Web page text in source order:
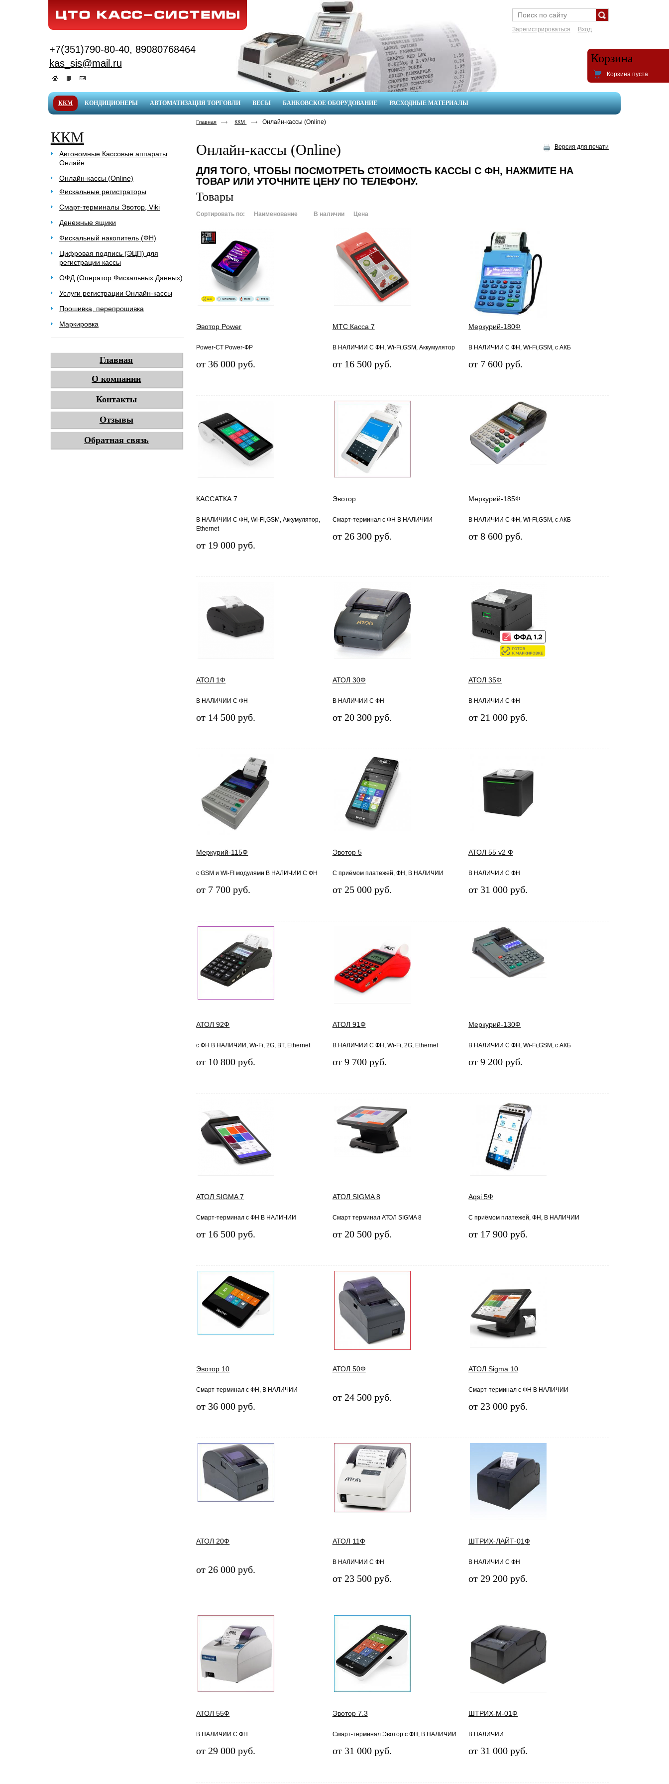
Зарегистрироваться Вход
+7(351)790-80-40, 89080768464
kas_sis@mail.ru
ККМ КОНДИЦИОНЕРЫ АВТОМАТИЗАЦИЯ ТОРГОВЛИ ВЕСЫ БАНКОВСКОЕ ОБОРУДОВАНИЕ РАСХОДНЫЕ МАТЕРИАЛЫ
ККМ
Автономные Кассовые аппараты
Онлайн
Онлайн-кассы (Online)
Фискальные регистраторы
Смарт-терминалы Эвотор, Viki
Денежные ящики
Фискальный накопитель (ФН)
Цифровая подпись (ЭЦП) для
регистрации кассы
ОФД (Оператор Фискальных Данных)
Услуги регистрации Онлайн-кассы
Прошивка, перепрошивка
Маркировка
Корзина
Корзина пуста
Главная
О компании
Контакты
Отзывы
Обратная связь
Главная ККМ Онлайн-кассы (Online)
Онлайн-кассы (Online) Версия для печати
ДЛЯ ТОГО, ЧТОБЫ ПОСМОТРЕТЬ СТОИМОСТЬ КАССЫ С ФН, НАЖМИТЕ НА
ТОВАР ИЛИ УТОЧНИТЕ ЦЕНУ ПО ТЕЛЕФОНУ.
Товары
Сортировать по: Наименование В наличии Цена
Эвотор Power
Power-СТ Power-ФР
от 36 000 руб.
МТС Касса 7
В НАЛИЧИИ С ФН, Wi-Fi,GSM, Аккумулятор
от 16 500 руб.
Меркурий-180Ф
В НАЛИЧИИ С ФН, Wi-Fi,GSM, с АКБ
от 7 600 руб.
КАССАТКА 7
В НАЛИЧИИ С ФН, Wi-Fi,GSM, Аккумулятор,
Ethernet
от 19 000 руб.
Эвотор
Смарт-терминал с ФН В НАЛИЧИИ
от 26 300 руб.
Меркурий-185Ф
В НАЛИЧИИ С ФН, Wi-Fi,GSM, с АКБ
от 8 600 руб.
АТОЛ 1Ф
В НАЛИЧИИ С ФН
от 14 500 руб.
АТОЛ 30Ф
В НАЛИЧИИ С ФН
от 20 300 руб.
АТОЛ 35Ф
В НАЛИЧИИ С ФН
от 21 000 руб.
Меркурий-115Ф
с GSM и WI-FI модулями В НАЛИЧИИ С ФН
от 7 700 руб.
Эвотор 5
C приёмом платежей, ФН, В НАЛИЧИИ
от 25 000 руб.
АТОЛ 55 v2 Ф
В НАЛИЧИИ С ФН
от 31 000 руб.
АТОЛ 92Ф
с ФН В НАЛИЧИИ, Wi-Fi, 2G, BT, Ethernet
от 10 800 руб.
АТОЛ 91Ф
В НАЛИЧИИ С ФН, Wi-Fi, 2G, Ethernet
от 9 700 руб.
Меркурий-130Ф
В НАЛИЧИИ С ФН, Wi-Fi,GSM, с АКБ
от 9 200 руб.
АТОЛ SIGMA 7
Смарт-терминал с ФН В НАЛИЧИИ
от 16 500 руб.
АТОЛ SIGMA 8
Смарт терминал АТОЛ SIGMA 8
от 20 500 руб.
Aqsi 5Ф
C приёмом платежей, ФН, В НАЛИЧИИ
от 17 900 руб.
Эвотор 10
Смарт-терминал с ФН, В НАЛИЧИИ
от 36 000 руб.
АТОЛ 50Ф
от 24 500 руб.
АТОЛ Sigma 10
Смарт-терминал с ФН В НАЛИЧИИ
от 23 000 руб.
АТОЛ 20Ф
от 26 000 руб.
АТОЛ 11Ф
В НАЛИЧИИ С ФН
от 23 500 руб.
ШТРИХ-ЛАЙТ-01Ф
В НАЛИЧИИ С ФН
от 29 200 руб.
АТОЛ 55Ф
В НАЛИЧИИ С ФН
от 29 000 руб.
Эвотор 7.3
Смарт-терминал Эвотор с ФН, В НАЛИЧИИ
от 31 000 руб.
ШТРИХ-М-01Ф
В НАЛИЧИИ
от 31 000 руб.